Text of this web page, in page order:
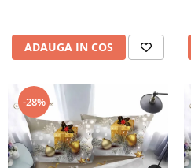
ADAUGA IN COS
-28%